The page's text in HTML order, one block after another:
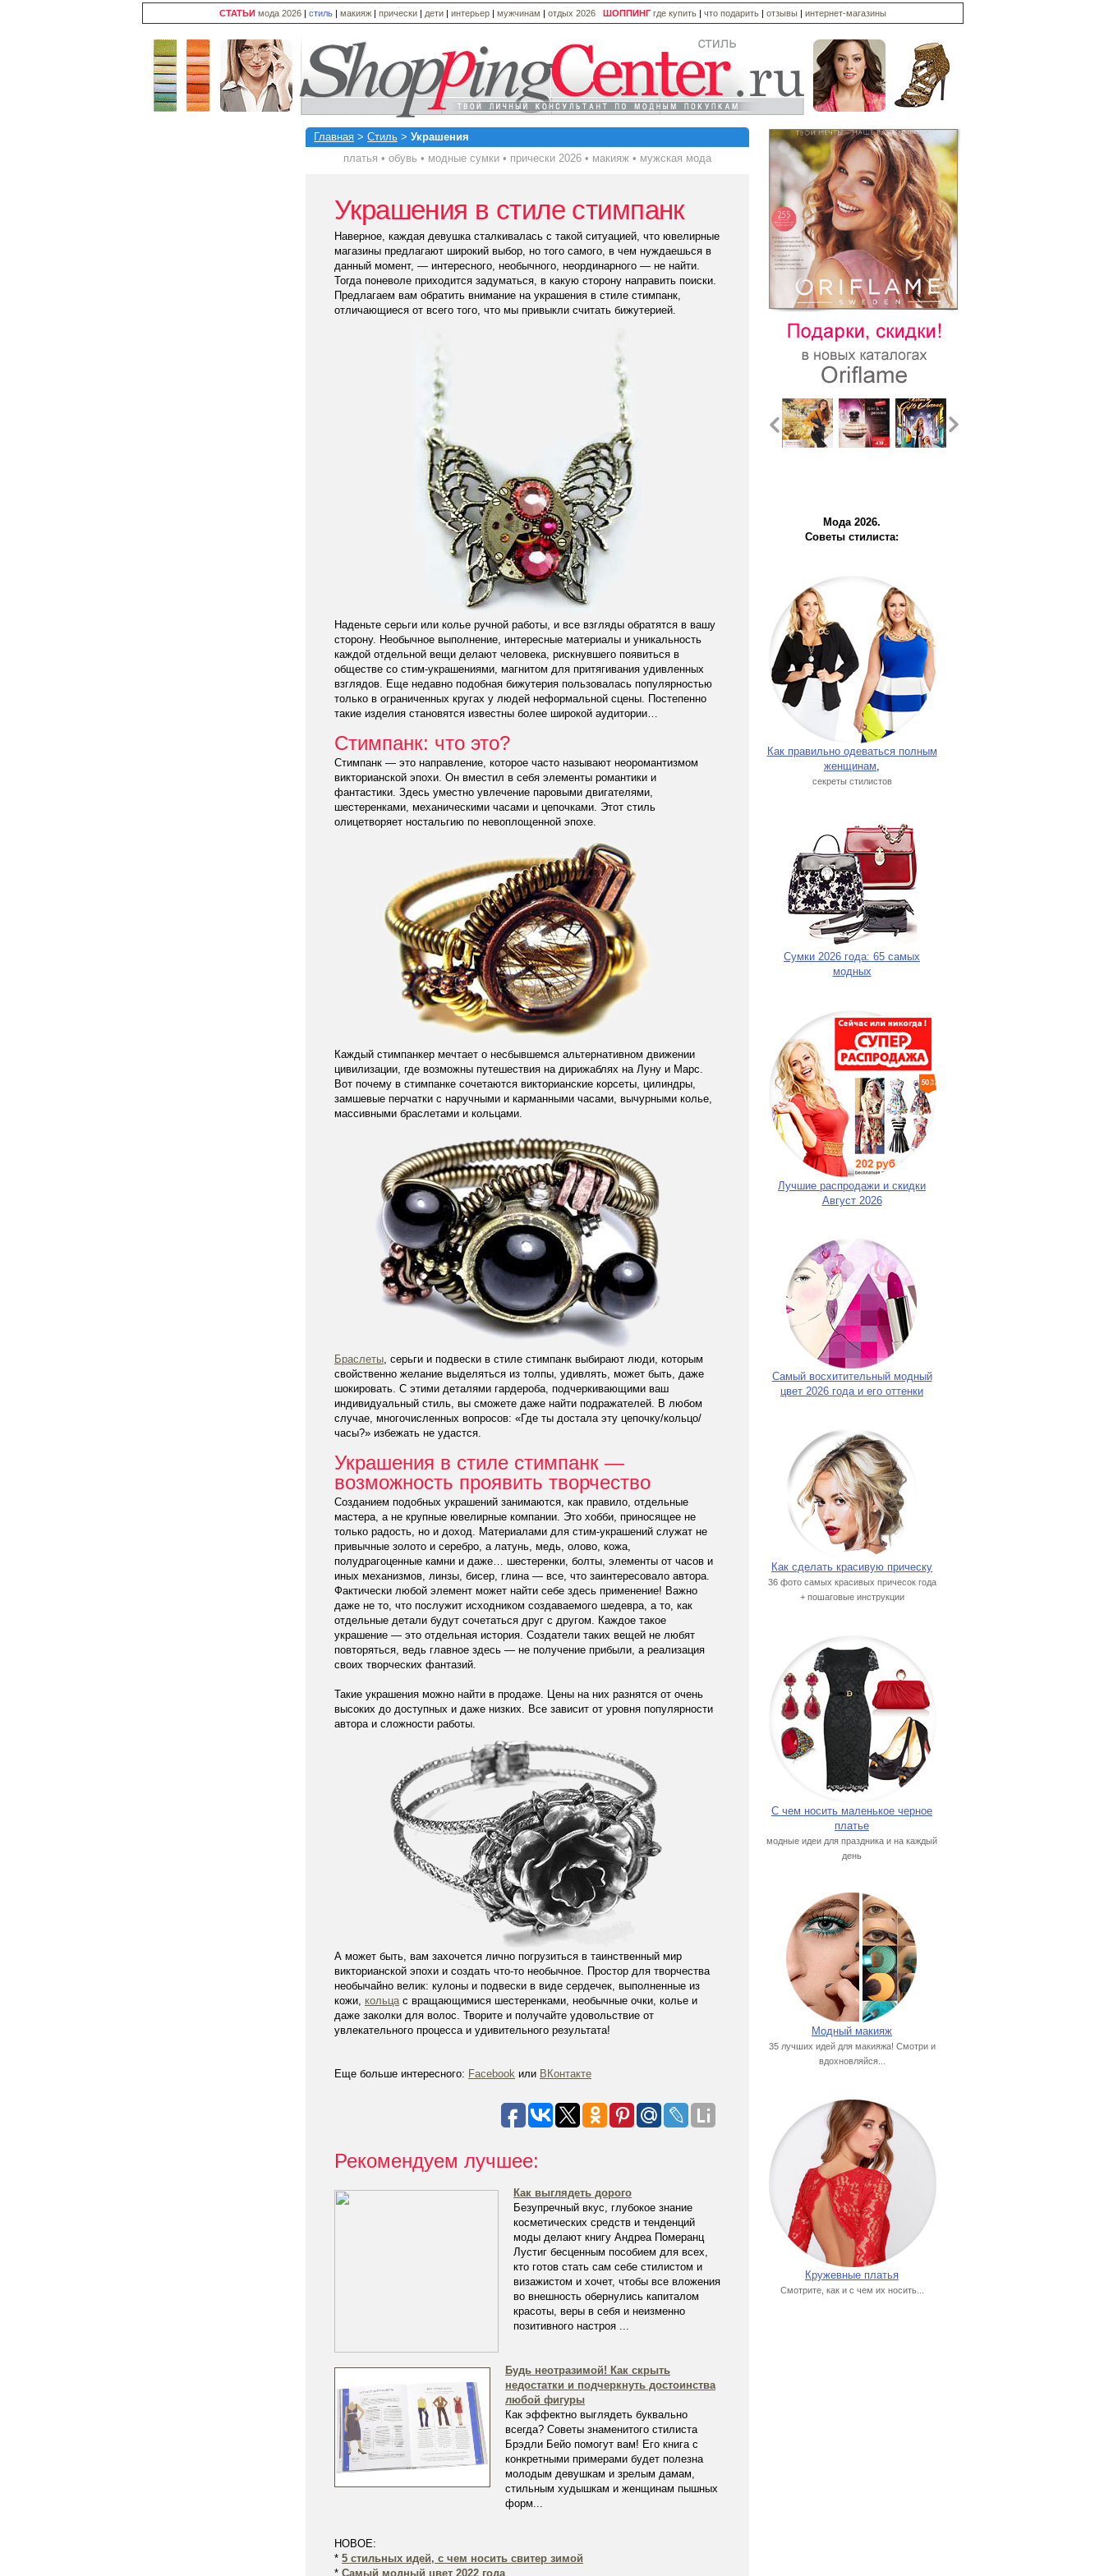
СТАТЬИ мода 2026 | стиль | макияж | прически | дети | интерьер | мужчинам | отдых 2026 ШОППИНГ где купить | что подарить | отзывы | интернет-магазины
Главная > Стиль > Украшения
платья • обувь • модные сумки • прически 2026 • макияж • мужская мода
Украшения в стиле стимпанк
Наверное, каждая девушка сталкивалась с такой ситуацией, что ювелирные
магазины предлагают широкий выбор, но того самого, в чем нуждаешься в
данный момент, — интересного, необычного, неординарного — не найти.
Тогда поневоле приходится задуматься, в какую сторону направить поиски.
Предлагаем вам обратить внимание на украшения в стиле стимпанк,
отличающиеся от всего того, что мы привыкли считать бижутерией.
Наденьте серьги или колье ручной работы, и все взгляды обратятся в вашу
сторону. Необычное выполнение, интересные материалы и уникальность
каждой отдельной вещи делают человека, рискнувшего появиться в
обществе со стим-украшениями, магнитом для притягивания удивленных
взглядов. Еще недавно подобная бижутерия пользовалась популярностью
только в ограниченных кругах у людей неформальной сцены. Постепенно
такие изделия становятся известны более широкой аудитории…
Стимпанк: что это?
Стимпанк — это направление, которое часто называют неоромантизмом
викторианской эпохи. Он вместил в себя элементы романтики и
фантастики. Здесь уместно увлечение паровыми двигателями,
шестеренками, механическими часами и цепочками. Этот стиль
олицетворяет ностальгию по невоплощенной эпохе.
Каждый стимпанкер мечтает о несбывшемся альтернативном движении
цивилизации, где возможны путешествия на дирижаблях на Луну и Марс.
Вот почему в стимпанке сочетаются викторианские корсеты, цилиндры,
замшевые перчатки с наручными и карманными часами, вычурными колье,
массивными браслетами и кольцами.
Браслеты, серьги и подвески в стиле стимпанк выбирают люди, которым
свойственно желание выделяться из толпы, удивлять, может быть, даже
шокировать. С этими деталями гардероба, подчеркивающими ваш
индивидуальный стиль, вы сможете даже найти подражателей. В любом
случае, многочисленных вопросов: «Где ты достала эту цепочку/кольцо/
часы?» избежать не удастся.
Украшения в стиле стимпанк —
возможность проявить творчество
Созданием подобных украшений занимаются, как правило, отдельные
мастера, а не крупные ювелирные компании. Это хобби, приносящее не
только радость, но и доход. Материалами для стим-украшений служат не
привычные золото и серебро, а латунь, медь, олово, кожа,
полудрагоценные камни и даже… шестеренки, болты, элементы от часов и
иных механизмов, линзы, бисер, глина — все, что заинтересовало автора.
Фактически любой элемент может найти себе здесь применение! Важно
даже не то, что послужит исходником создаваемого шедевра, а то, как
отдельные детали будут сочетаться друг с другом. Каждое такое
украшение — это отдельная история. Создатели таких вещей не любят
повторяться, ведь главное здесь — не получение прибыли, а реализация
своих творческих фантазий.
Такие украшения можно найти в продаже. Цены на них разнятся от очень
высоких до доступных и даже низких. Все зависит от уровня популярности
автора и сложности работы.
А может быть, вам захочется лично погрузиться в таинственный мир
викторианской эпохи и создать что-то необычное. Простор для творчества
необычайно велик: кулоны и подвески в виде сердечек, выполненные из
кожи, кольцас вращающимися шестеренками, необычные очки, колье и
даже заколки для волос. Творите и получайте удовольствие от
увлекательного процесса и удивительного результата!
Еще больше интересного: Facebook или ВКонтакте
Рекомендуем лучшее:
Как выглядеть дорого
Безупречный вкус, глубокое знание
косметических средств и тенденций
моды делают книгу Андреа Померанц
Лустиг бесценным пособием для всех,
кто готов стать сам себе стилистом и
визажистом и хочет, чтобы все вложения
во внешность обернулись капиталом
красоты, веры в себя и неизменно
позитивного настроя ...
Будь неотразимой! Как скрыть
недостатки и подчеркнуть достоинства
любой фигуры
Как эффектно выглядеть буквально
всегда? Советы знаменитого стилиста
Брэдли Бейо помогут вам! Его книга с
конкретными примерами будет полезна
молодым девушкам и зрелым дамам,
стильным худышкам и женщинам пышных
форм...
НОВОЕ:
* 5 стильных идей, с чем носить свитер зимой
* Самый модный цвет 2022 года
Мода 2026.
Советы стилиста:
Как правильно одеваться полным
женщинам,
секреты стилистов
Сумки 2026 года: 65 самых
модных
Лучшие распродажи и скидки
Август 2026
Самый восхитительный модный
цвет 2026 года и его оттенки
Как сделать красивую прическу
36 фото самых красивых причесок года
+ пошаговые инструкции
С чем носить маленькое черное
платье
модные идеи для праздника и на каждый
день
Модный макияж
35 лучших идей для макияжа! Смотри и
вдохновляйся...
Кружевные платья
Смотрите, как и с чем их носить...